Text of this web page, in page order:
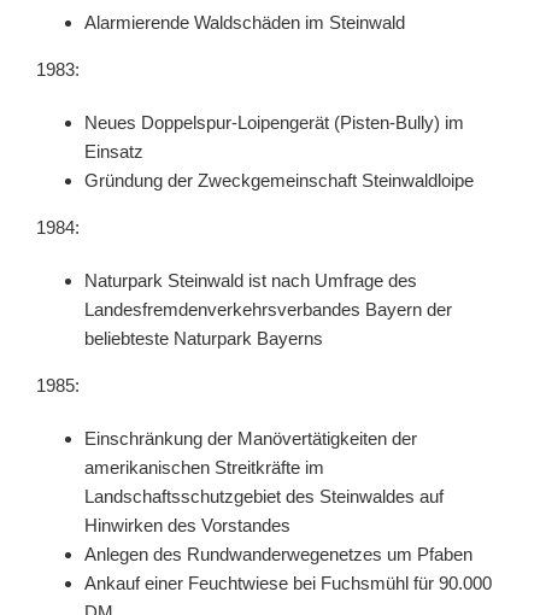
Alarmierende Waldschäden im Steinwald
1983:
Neues Doppelspur-Loipengerät (Pisten-Bully) im
Einsatz
Gründung der Zweckgemeinschaft Steinwaldloipe
1984:
Naturpark Steinwald ist nach Umfrage des
Landesfremdenverkehrsverbandes Bayern der
beliebteste Naturpark Bayerns
1985:
Einschränkung der Manövertätigkeiten der
amerikanischen Streitkräfte im
Landschaftsschutzgebiet des Steinwaldes auf
Hinwirken des Vorstandes
Anlegen des Rundwanderwegenetzes um Pfaben
Ankauf einer Feuchtwiese bei Fuchsmühl für 90.000